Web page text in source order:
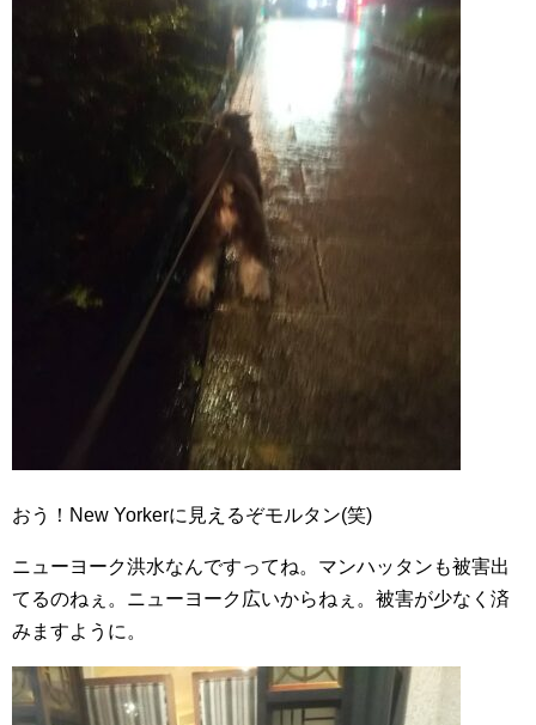
おう！New Yorkerに見えるぞモルタン(笑)
ニューヨーク洪水なんですってね。マンハッタンも被害出
てるのねぇ。ニューヨーク広いからねぇ。被害が少なく済
みますように。